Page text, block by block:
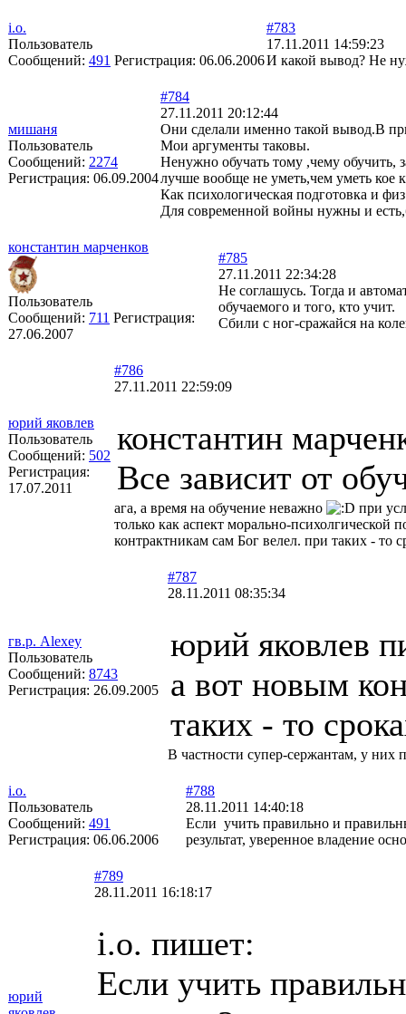
i.o.
Пользователь
Сообщений: 491 Регистрация: 06.06.2006
#783
17.11.2011 14:59:23
И какой вывод? Не
мишаня
Пользователь
Сообщений: 2274
Регистрация: 06.09.2004
#784
27.11.2011 20:12:44
Они сделали именно такой вывод.В
Мои аргументы таковы.
Ненужно обучать тому ,чему обучить,
лучше вообще не уметь,чем уметь кое
Как психологическая подготовка и
Для современной войны нужны и
константин марченков
Пользователь
Сообщений: 711 Регистрация:
27.06.2007
#785
27.11.2011 22:34:28
Не соглашусь. Тогда и
обучаемого и того, кто учит.
Сбили с ног-сражайся на
юрий яковлев
Пользователь
Сообщений: 502
Регистрация:
17.07.2011
#786
27.11.2011 22:59:09
константин
Все зависит от
ага, а время на обучение неважно
при
только как аспект морально-психолгической
контрактникам сам Бог велел. при таких - то
гв.р. Alexey
Пользователь
Сообщений: 8743
Регистрация: 26.09.2005
#787
28.11.2011 08:35:34
юрий яковлев
а вот новым
таких - то
В частности супер-сержантам, у них
i.o.
Пользователь
Сообщений: 491
Регистрация: 06.06.2006
#788
28.11.2011 14:40:18
Если учить правильно и
результат, уверенное владение
юрий
#789
28.11.2011 16:18:17
i.o. пишет:
Если учить